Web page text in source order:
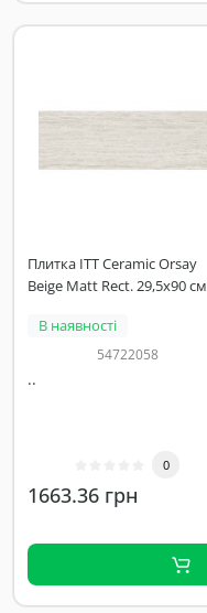
Плитка ITT Ceramic Orsay
Beige Matt Rect. 29,5x90 см
В наявності
54722058
..
0
1663.36 грн